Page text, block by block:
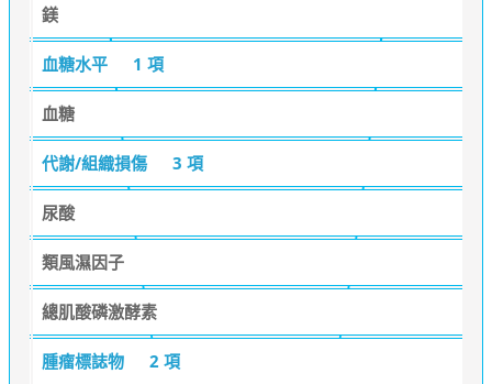
鎂
血糖水平 1 項
血糖
代謝/組織損傷 3 項
尿酸
類風濕因子
總肌酸磷激酵素
腫瘤標誌物 2 項